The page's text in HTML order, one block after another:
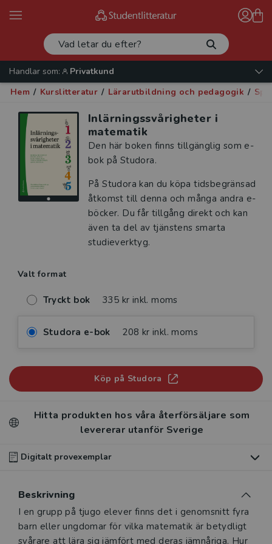
Handlar som:
Privatkund
Hem / Kurslitteratur / Lärarutbildning och pedagogik /
Inlärningssvårigheter i
matematik
Den här boken finns tillgänglig som e-
bok på Studora.
På Studora kan du köpa tidsbegränsad
åtkomst till denna och många andra e-
böcker. Du får tillgång direkt och kan
även ta del av tjänstens smarta
studieverktyg.
Valt format
Tryckt bok 335 kr inkl. moms
Studora e-bok 208 kr inkl. moms
Köp på Studora
Hitta produkten hos våra återförsäljare som
levererar utanför Sverige
Digitalt provexemplar
digitalt provexemplar av den här produkten
Våra digitala provexemplar tillhandahålls via Studora.se
och ger dig tillgång till boken under 180 dagar. Observera
Beskrivning
Beskrivning
I en grupp på tjugo elever finns det i genomsnitt fyra
barn eller ungdomar för vilka matematik är betydligt
svårare att lära sig jämfört med deras jämnåriga. Hur